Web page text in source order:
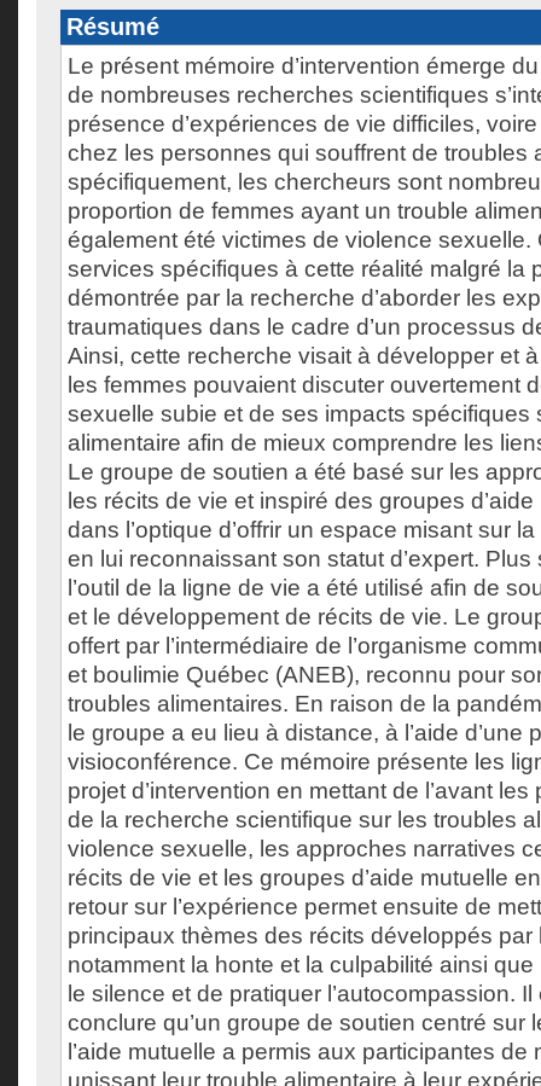
Résumé
Le présent mémoire d’intervention émerge
de nombreuses recherches scientifiques
présence d’expériences de vie difficiles,
chez les personnes qui souffrent de troubles
spécifiquement, les chercheurs sont
proportion de femmes ayant un trouble
également été victimes de violence sexuelle.
services spécifiques à cette réalité malgré la
démontrée par la recherche d’aborder les
traumatiques dans le cadre d’un processus
Ainsi, cette recherche visait à développer et
les femmes pouvaient discuter ouvertement
sexuelle subie et de ses impacts spécifiques
alimentaire afin de mieux comprendre les
Le groupe de soutien a été basé sur les
les récits de vie et inspiré des groupes
dans l’optique d’offrir un espace misant sur
en lui reconnaissant son statut d’expert.
l’outil de la ligne de vie a été utilisé afin de
et le développement de récits de vie. Le
offert par l’intermédiaire de l’organisme
et boulimie Québec (ANEB), reconnu pour
troubles alimentaires. En raison de la
le groupe a eu lieu à distance, à l’aide d’une
visioconférence. Ce mémoire présente les
projet d’intervention en mettant de l’avant
de la recherche scientifique sur les troubles
violence sexuelle, les approches narratives
récits de vie et les groupes d’aide mutuelle
retour sur l’expérience permet ensuite de
principaux thèmes des récits développés par
notamment la honte et la culpabilité ainsi
le silence et de pratiquer l’autocompassion.
conclure qu’un groupe de soutien centré sur
l’aide mutuelle a permis aux participantes
unissant leur trouble alimentaire à leur